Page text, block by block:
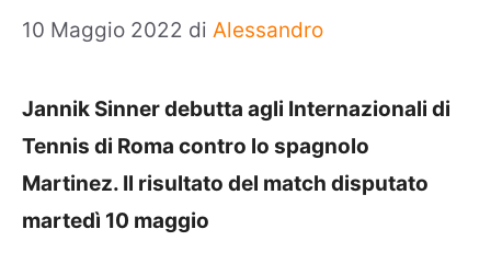
10 Maggio 2022 di Alessandro
Jannik Sinner debutta agli Internazionali di
Tennis di Roma contro lo spagnolo
Martinez. Il risultato del match disputato
martedì 10 maggio